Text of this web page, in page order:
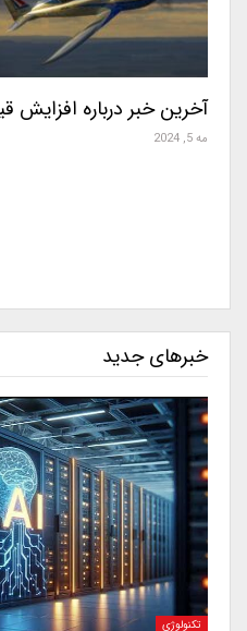
آخرین خبر درباره افزایش
مه 5, 2024
خبرهای جدید
تکنولوژی